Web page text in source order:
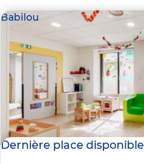
Babilou
Dernière place disponible